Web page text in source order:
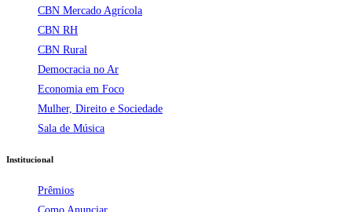
CBN Mercado Agrícola
CBN RH
CBN Rural
Democracia no Ar
Economia em Foco
Mulher, Direito e Sociedade
Sala de Música
Institucional
Prêmios